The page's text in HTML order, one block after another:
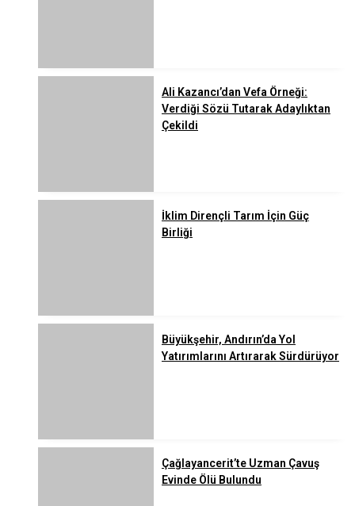
Ali Kazancı’dan Vefa Örneği:
Verdiği Sözü Tutarak Adaylıktan
Çekildi
İklim Dirençli Tarım İçin Güç
Birliği
Büyükşehir, Andırın’da Yol
Yatırımlarını Artırarak Sürdürüyor
Çağlayancerit’te Uzman Çavuş
Evinde Ölü Bulundu